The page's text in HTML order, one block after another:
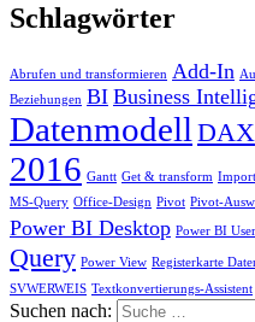
Schlagwörter
Abrufen und transformieren Add-In
Beziehungen BI Business
Datenmodell DAX
2016 Gantt Get & transform
MS-Query Office-Design Pivot Pivot-
Power BI Desktop Power BI
Query Power View Registerkarte
SVWERWEIS Textkonvertierungs-Assistent
Suchen nach: